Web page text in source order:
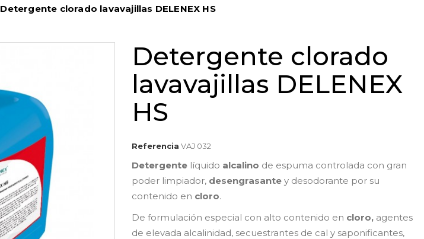
Detergente clorado lavavajillas DELENEX HS
Detergente clorado
lavavajillas DELENEX
HS
Referencia VAJ 032
Detergente líquido alcalino de espuma controlada con gran
poder limpiador, desengrasante y desodorante por su
contenido en cloro.
De formulación especial con alto contenido en cloro, agentes
de elevada alcalinidad, secuestrantes de cal y saponificantes,